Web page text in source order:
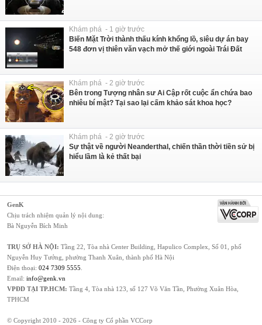
Khám phá - 1 giờ trước
Biến Mặt Trời thành thấu kính khổng lồ, siêu dự án bay
548 đơn vị thiên văn vạch mở thế giới ngoài Trái Đất
Khám phá - 2 giờ trước
Bên trong Tượng nhân sư Ai Cập rốt cuộc ẩn chứa bao
nhiêu bí mật? Tại sao lại cấm khảo sát khoa học?
Khám phá - 2 giờ trước
Sự thật về người Neanderthal, chiến thần thời tiền sử bị
hiểu lầm là kẻ thất bại
GenK
Chịu trách nhiệm quản lý nội dung:
Bà Nguyễn Bích Minh
TRỤ SỞ HÀ NỘI: Tầng 22, Tòa nhà Center Building, Hapulico Complex, Số 01, phố
Nguyễn Huy Tưởng, phường Thanh Xuân, thành phố Hà Nội
Điện thoại: 024 7309 5555
Email: info@genk.vn
VPĐD TẠI TP.HCM: Tầng 4, Tòa nhà 123, số 127 Võ Văn Tần, Phường Xuân Hòa,
TPHCM
© Copyright 2010 - 2026 - Công ty Cổ phần VCCorp